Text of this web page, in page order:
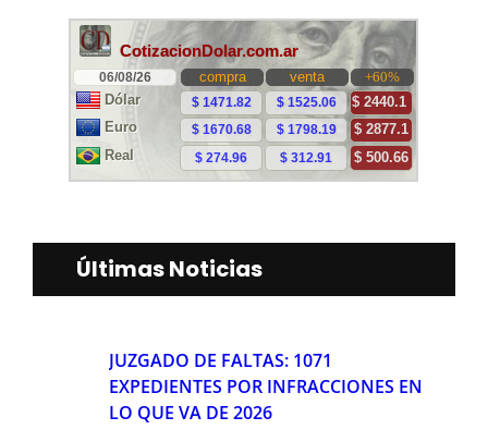
Últimas Noticias
JUZGADO DE FALTAS: 1071
EXPEDIENTES POR INFRACCIONES EN
LO QUE VA DE 2026